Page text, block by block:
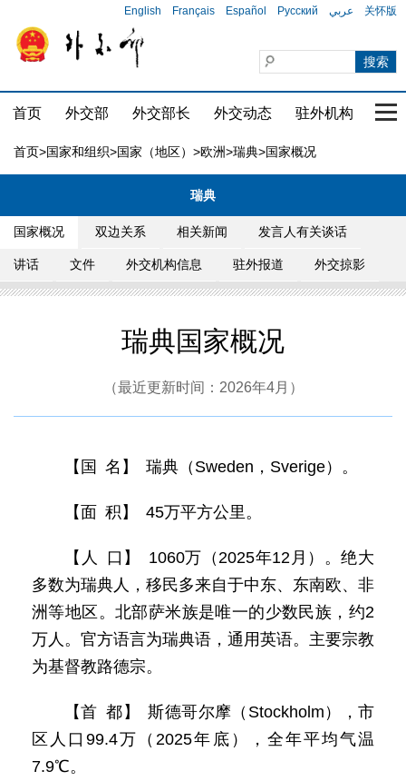
English Français Español Русский عربي 关怀版
首页 外交部 外交部长 外交动态 驻外机构 国
首页>国家和组织>国家（地区） >欧洲>瑞典>国家概况
瑞典
国家概况 双边关系 相关新闻 发言人有关谈话
讲话 文件 外交机构信息 驻外报道 外交掠影
瑞典国家概况
（最近更新时间：2026年4月）
【国 名】 瑞典（Sweden，Sverige）。
【面 积】 45万平方公里。
【人 口】 1060万（2025年12月）。绝大
多数为瑞典人，移民多来自于中东、东南欧、非
洲等地区。北部萨米族是唯一的少数民族，约2
万人。官方语言为瑞典语，通用英语。主要宗教
为基督教路德宗。
【首 都】 斯德哥尔摩（Stockholm），市
区人口99.4万（2025年底），全年平均气温
7.9℃。